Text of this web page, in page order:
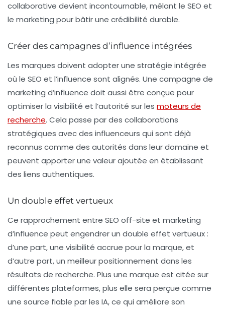
collaborative devient incontournable, mêlant le SEO et
le marketing pour bâtir une crédibilité durable.
Créer des campagnes d’influence intégrées
Les marques doivent adopter une stratégie intégrée
où le SEO et l’influence sont alignés. Une campagne de
marketing d’influence doit aussi être conçue pour
optimiser la visibilité et l’autorité sur les moteurs de
recherche. Cela passe par des collaborations
stratégiques avec des influenceurs qui sont déjà
reconnus comme des autorités dans leur domaine et
peuvent apporter une valeur ajoutée en établissant
des liens authentiques.
Un double effet vertueux
Ce rapprochement entre SEO off-site et marketing
d’influence peut engendrer un double effet vertueux :
d’une part, une visibilité accrue pour la marque, et
d’autre part, un meilleur positionnement dans les
résultats de recherche. Plus une marque est citée sur
différentes plateformes, plus elle sera perçue comme
une source fiable par les IA, ce qui améliore son